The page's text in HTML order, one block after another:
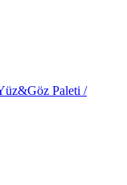
Paleti /